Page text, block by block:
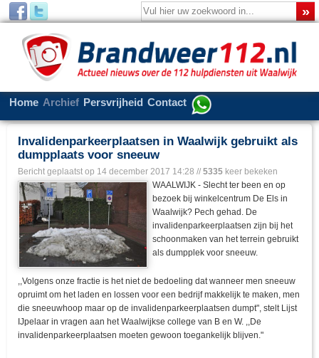
Home Archief Persvrijheid Contact
Invalidenparkeerplaatsen in Waalwijk gebruikt als
dumpplaats voor sneeuw
Bericht geplaatst op 14 december 2017 14:28 // 5335 keer bekeken
WAALWIJK - Slecht ter been en op
bezoek bij winkelcentrum De Els in
Waalwijk? Pech gehad. De
invalidenparkeerplaatsen zijn bij het
schoonmaken van het terrein gebruikt
als dumpplek voor sneeuw.
,,Volgens onze fractie is het niet de bedoeling dat wanneer men sneeuw
opruimt om het laden en lossen voor een bedrijf makkelijk te maken, men
die sneeuwhoop maar op de invalidenparkeerplaatsen dumpt", stelt Lijst
IJpelaar in vragen aan het Waalwijkse college van B en W. ,,De
invalidenparkeerplaatsen moeten gewoon toegankelijk blijven."